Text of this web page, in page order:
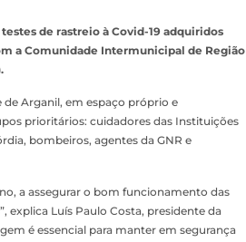
de rastreio à Covid-19 adquiridos
a Comunidade Intermunicipal de Região
de Arganil, em espaço próprio e
prioritários: cuidadores das Instituições
bombeiros, agentes da GNR e
a assegurar o bom funcionamento das
explica Luís Paulo Costa, presidente da
é essencial para manter em segurança